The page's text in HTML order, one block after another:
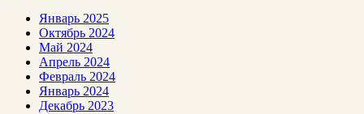
Январь 2025
Октябрь 2024
Май 2024
Апрель 2024
Февраль 2024
Январь 2024
Декабрь 2023